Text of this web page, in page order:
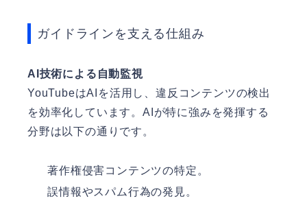
ガイドラインを支える仕組み
AI技術による自動監視
YouTubeはAIを活用し、違反コンテンツの検出
を効率化しています。AIが特に強みを発揮する
分野は以下の通りです。
著作権侵害コンテンツの特定。
誤情報やスパム行為の発見。